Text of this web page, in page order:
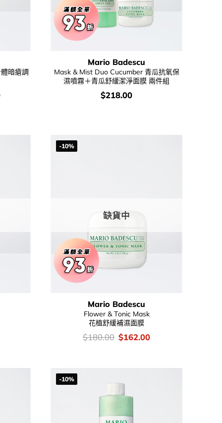
暗瘡調
Mario Badescu
Mask & Mist Duo Cucumber 青瓜抗氧保
濕噴霧＋青瓜舒緩潔淨面膜 兩件組
價
錢：
$218.00
-10%
缺貨中
Mario Badescu
Flower & Tonic Mask
花植舒緩補濕面膜
價
錢：
$180.00 Original
price
$162.00Current
-10%